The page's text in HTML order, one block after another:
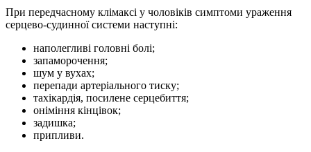
При передчасному клімаксі у чоловіків симптоми ураження
серцево-судинної системи наступні:
наполегливі головні болі;
запаморочення;
шум у вухах;
перепади артеріального тиску;
тахікардія, посилене серцебиття;
оніміння кінцівок;
задишка;
припливи.